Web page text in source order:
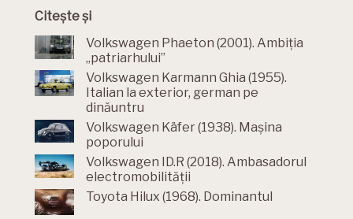
Citește și
Volkswagen Phaeton (2001). Ambiția
„patriarhului”
Volkswagen Karmann Ghia (1955).
Italian la exterior, german pe
dinăuntru
Volkswagen Käfer (1938). Mașina
poporului
Volkswagen ID.R (2018). Ambasadorul
electromobilității
Toyota Hilux (1968). Dominantul